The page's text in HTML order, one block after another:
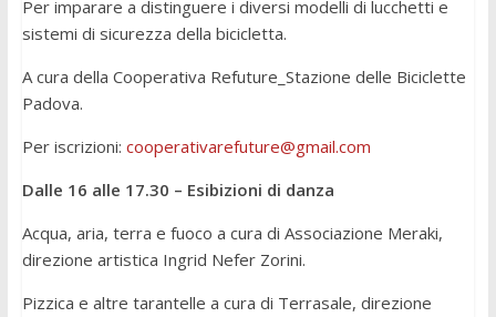
Per imparare a distinguere i diversi modelli di lucchetti e
sistemi di sicurezza della bicicletta.
A cura della Cooperativa Refuture_Stazione delle Biciclette
Padova.
Per iscrizioni: cooperativarefuture@gmail.com
Dalle 16 alle 17.30 – Esibizioni di danza
Acqua, aria, terra e fuoco a cura di Associazione Meraki,
direzione artistica Ingrid Nefer Zorini.
Pizzica e altre tarantelle a cura di Terrasale, direzione